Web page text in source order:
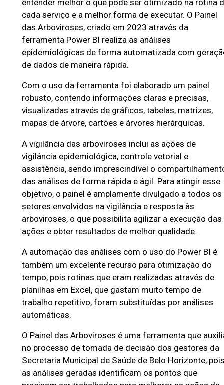
entender melhor o que pode ser otimizado na rotina
cada serviço e a melhor forma de executar. O Painel
das Arboviroses, criado em 2023 através da
ferramenta Power BI realiza as análises
epidemiológicas de forma automatizada com
de dados de maneira rápida.
Com o uso da ferramenta foi elaborado um painel
robusto, contendo informações claras e precisas,
visualizadas através de gráficos, tabelas, matrizes,
mapas de árvore, cartões e árvores hierárquicas.
A vigilância das arboviroses inclui as ações de
vigilância epidemiológica, controle vetorial e
assistência, sendo imprescindível o
das análises de forma rápida e ágil. Para atingir esse
objetivo, o painel é amplamente divulgado a todos os
setores envolvidos na vigilância e resposta às
arboviroses, o que possibilita agilizar a execução das
ações e obter resultados de melhor qualidade.
A automação das análises com o uso do Power BI é
também um excelente recurso para otimização do
tempo, pois rotinas que eram realizadas através de
planilhas em Excel, que gastam muito tempo de
trabalho repetitivo, foram substituídas por análises
automáticas.
O Painel das Arboviroses é uma ferramenta que
no processo de tomada de decisão dos gestores da
Secretaria Municipal de Saúde de Belo Horizonte,
as análises geradas identificam os pontos que